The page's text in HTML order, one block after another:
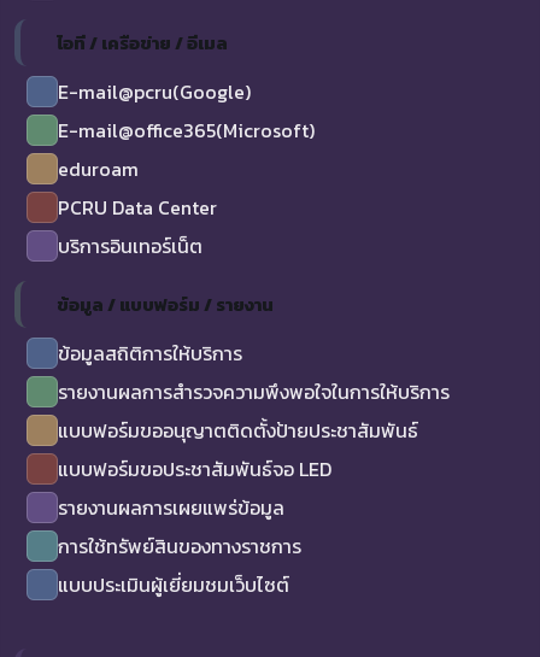
ไอที / เครือข่าย / อีเมล
E-mail@pcru(Google)
E-mail@office365(Microsoft)
eduroam
PCRU Data Center
บริการอินเทอร์เน็ต
ข้อมูล / แบบฟอร์ม / รายงาน
ข้อมูลสถิติการให้บริการ
รายงานผลการสำรวจความพึงพอใจในการให้บริการ
แบบฟอร์มขออนุญาตติดตั้งป้ายประชาสัมพันธ์
แบบฟอร์มขอประชาสัมพันธ์จอ LED
รายงานผลการเผยแพร่ข้อมูล
การใช้ทรัพย์สินของทางราชการ
แบบประเมินผู้เยี่ยมชมเว็บไซต์